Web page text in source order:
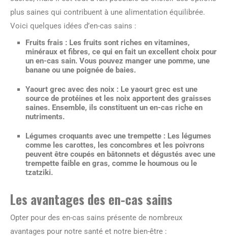
plus saines qui contribuent à une alimentation équilibrée.
Voici quelques idées d’en-cas sains :
Fruits frais : Les fruits sont riches en vitamines,
minéraux et fibres, ce qui en fait un excellent choix pour
un en-cas sain. Vous pouvez manger une pomme, une
banane ou une poignée de baies.
Yaourt grec avec des noix : Le yaourt grec est une
source de protéines et les noix apportent des graisses
saines. Ensemble, ils constituent un en-cas riche en
nutriments.
Légumes croquants avec une trempette : Les légumes
comme les carottes, les concombres et les poivrons
peuvent être coupés en bâtonnets et dégustés avec une
trempette faible en gras, comme le houmous ou le
tzatziki.
Les avantages des en-cas sains
Opter pour des en-cas sains présente de nombreux
avantages pour notre santé et notre bien-être :